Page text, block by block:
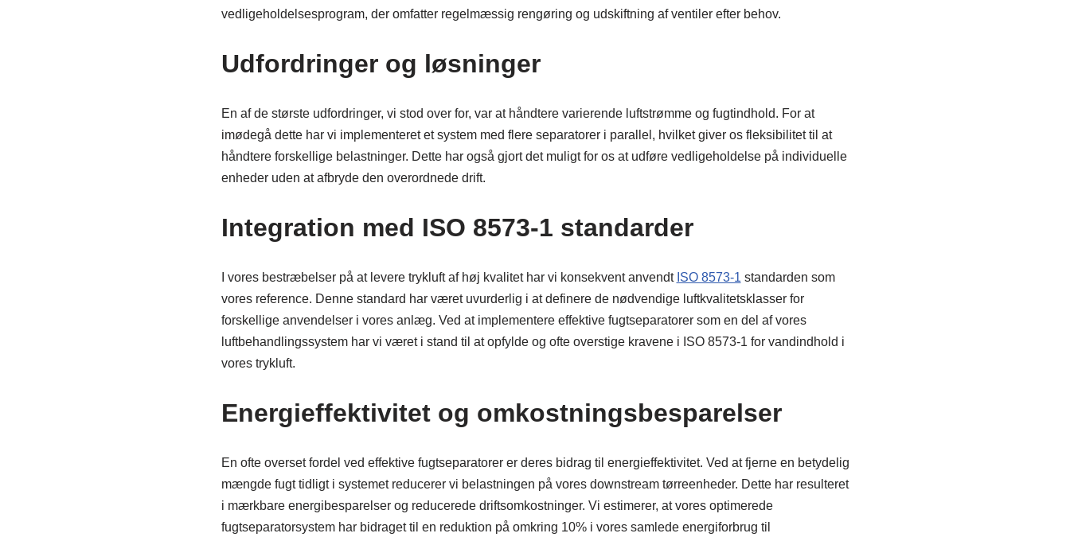
vedligeholdelsesprogram, der omfatter regelmæssig rengøring og udskiftning af ventiler efter behov.
Udfordringer og løsninger
En af de største udfordringer, vi stod over for, var at håndtere varierende luftstrømme og fugtindhold. For at
imødegå dette har vi implementeret et system med flere separatorer i parallel, hvilket giver os fleksibilitet til at
håndtere forskellige belastninger. Dette har også gjort det muligt for os at udføre vedligeholdelse på individuelle
enheder uden at afbryde den overordnede drift.
Integration med ISO 8573-1 standarder
I vores bestræbelser på at levere trykluft af høj kvalitet har vi konsekvent anvendt ISO 8573-1 standarden som
vores reference. Denne standard har været uvurderlig i at definere de nødvendige luftkvalitetsklasser for
forskellige anvendelser i vores anlæg. Ved at implementere effektive fugtseparatorer som en del af vores
luftbehandlingssystem har vi været i stand til at opfylde og ofte overstige kravene i ISO 8573-1 for vandindhold i
vores trykluft.
Energieffektivitet og omkostningsbesparelser
En ofte overset fordel ved effektive fugtseparatorer er deres bidrag til energieffektivitet. Ved at fjerne en betydelig
mængde fugt tidligt i systemet reducerer vi belastningen på vores downstream tørreenheder. Dette har resulteret
i mærkbare energibesparelser og reducerede driftsomkostninger. Vi estimerer, at vores optimerede
fugtseparatorsystem har bidraget til en reduktion på omkring 10% i vores samlede energiforbrug til